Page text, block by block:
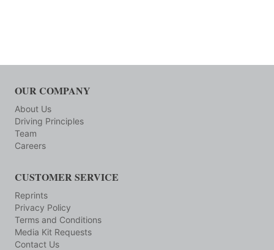
OUR COMPANY
About Us
Driving Principles
Team
Careers
CUSTOMER SERVICE
Reprints
Privacy Policy
Terms and Conditions
Media Kit Requests
Contact Us